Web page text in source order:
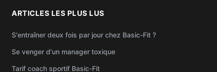
ARTICLES LES PLUS LUS
S'entraîner deux fois par jour chez Basic-Fit ?
Se venger d'un manager toxique
Tarif coach sportif Basic-Fit